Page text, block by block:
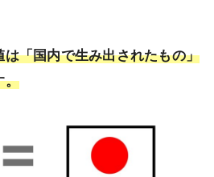
「国内で生み出されたもの」
。